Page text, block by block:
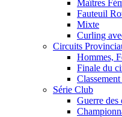
Maîtres
Fauteuil
Mixte
Curling
Circuits
Hommes,
Finale du
Série Club
Guerre des